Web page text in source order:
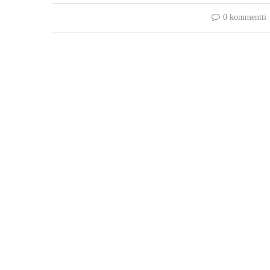
0 kommentti